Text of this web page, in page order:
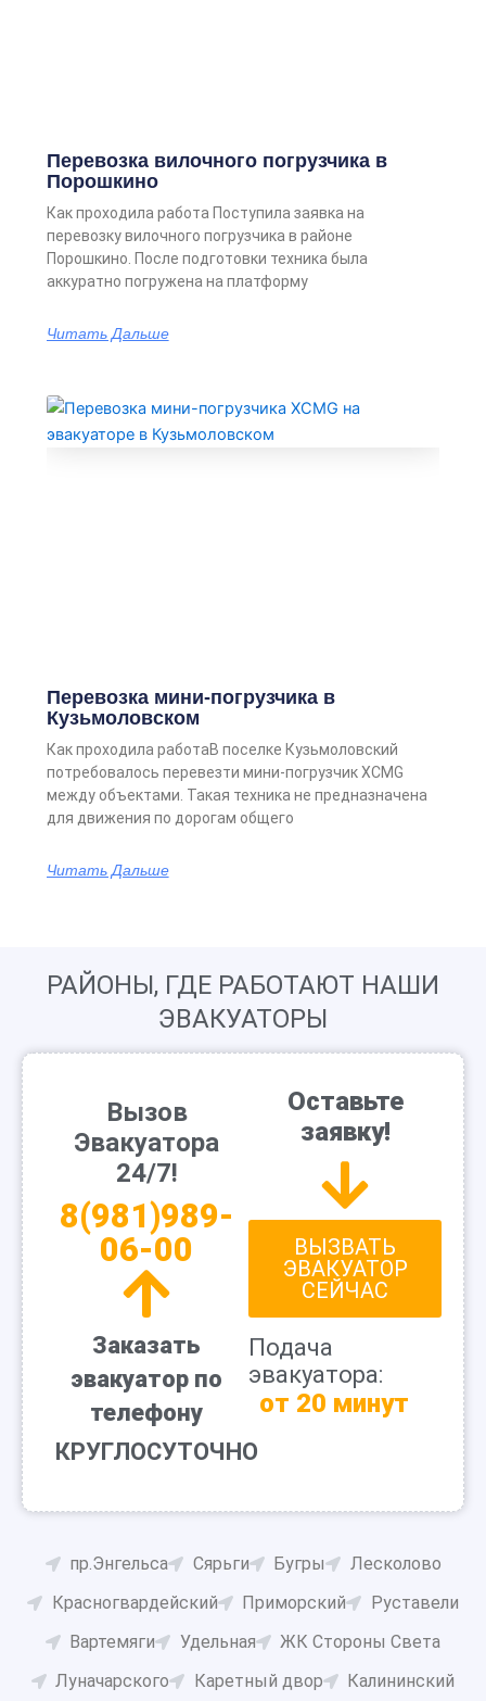
Перевозка вилочного погрузчика в
Порошкино
Как проходила работа Поступила заявка на
перевозку вилочного погрузчика в районе
Порошкино. После подготовки техника была
аккуратно погружена на платформу
Читать Дальше
Перевозка мини-погрузчика в
Кузьмоловском
Как проходила работаВ поселке Кузьмоловский
потребовалось перевезти мини-погрузчик XCMG
между объектами. Такая техника не предназначена
для движения по дорогам общего
Читать Дальше
РАЙОНЫ, ГДЕ РАБОТАЮТ НАШИ
ЭВАКУАТОРЫ
Вызов
Эвакуатора
24/7!
8(981)989-
06-00
Заказать
эвакуатор по
телефону
КРУГЛОСУТОЧНО
Оставьте
заявку!
ВЫЗВАТЬ
ЭВАКУАТОР
СЕЙЧАС
Подача
эвакуатора:
от 20 минут
пр.Энгельса Сярьги Бугры
Лесколово
Красногвардейский
Приморский
Руставели
Вартемяги
Удельная
ЖК Стороны Света
Луначарского
Каретный двор
Калининский